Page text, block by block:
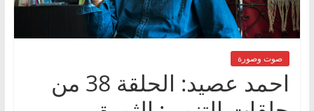
صوت وصورة
احمد عصيد: الحلقة 38 من